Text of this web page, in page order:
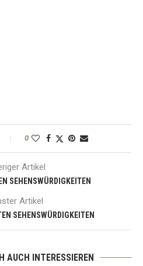
0
Artikel
SEHENSWÜRDIGKEITEN
Artikel
SEHENSWÜRDIGKEITEN
AUCH INTERESSIEREN